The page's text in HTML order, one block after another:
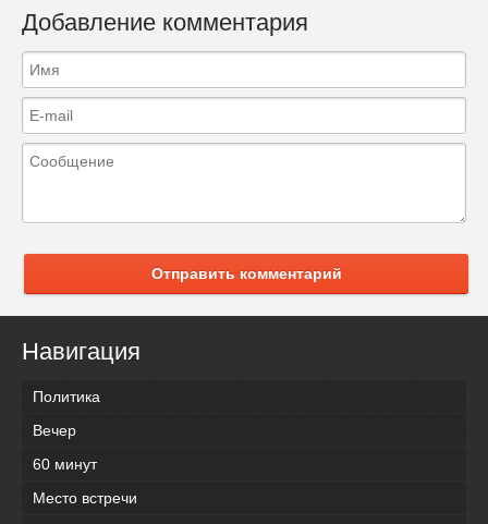
Добавление комментария
Отправить комментарий
Навигация
Политика
Вечер
60 минут
Место встречи